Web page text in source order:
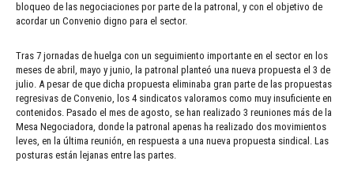
bloqueo de las negociaciones por parte de la patronal, y con el objetivo de
acordar un Convenio digno para el sector.
Tras 7 jornadas de huelga con un seguimiento importante en el sector en los
meses de abril, mayo y junio, la patronal planteó una nueva propuesta el 3 de
julio. A pesar de que dicha propuesta eliminaba gran parte de las propuestas
regresivas de Convenio, los 4 sindicatos valoramos como muy insuficiente en
contenidos. Pasado el mes de agosto, se han realizado 3 reuniones más de la
Mesa Negociadora, donde la patronal apenas ha realizado dos movimientos
leves, en la última reunión, en respuesta a una nueva propuesta sindical. Las
posturas están lejanas entre las partes.